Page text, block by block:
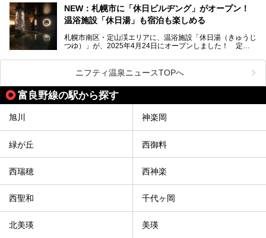
豊かな登別温泉とは対照的な存在で、今も湯治場的な要素が
残る閑静な温泉地です。
地体験し、カルルス温泉をご紹介。温泉地の概要や泉質解説
をはじめ、日帰り入浴可能な全３施設の紹介・周辺観光・ア
NEW：札幌市に「休日ビルヂング」がオープン！
温浴施設「休日湯」も宿泊も楽しめる
札幌市南区・定山渓エリアに、温浴施設「休日湯（きゅうじ
つゆ）」が、2025年4月24日にオープンしました！ 定山
この施設は、温泉・サウナの「休日湯」・ラウンジの「THE
LOUNGE DAYOF」・グルメ「休日洋麺店」・ホテル「エク
スクラメーションホテル」で構成された、まさに大人の癒し
空間。
今回は、そんな「休日ビルヂング」の魅力を5つのポイント
ニフティ温泉ニュースTOPへ
富良野線の駅から探す
旭川 神楽岡
緑が丘 西御料
西瑞穂 西神楽
西聖和 千代ヶ岡
北美瑛 美瑛